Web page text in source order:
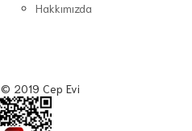
Hakkımızda
2019 Cep Evi